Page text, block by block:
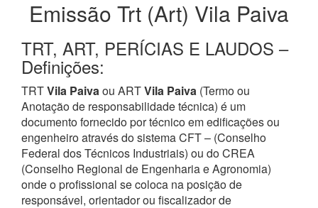
Emissão Trt (Art) Vila Paiva
TRT, ART, PERÍCIAS E LAUDOS –
Definições:
TRTVila Paivaou ARTVila Paiva (Termo ou
Anotação de responsabilidade técnica) é um
documento fornecido por técnico em edificações ou
engenheiro através do sistema CFT – (Conselho
Federal dos Técnicos Industriais) ou do CREA
(Conselho Regional de Engenharia e Agronomia)
onde o profissional se coloca na posição de
responsável, orientador ou fiscalizador de